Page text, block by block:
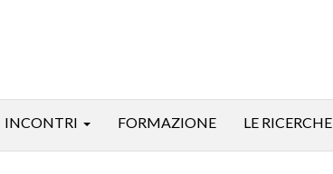
INCONTRI FORMAZIONE LE RICERCHE